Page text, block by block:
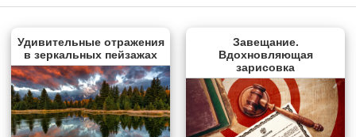
Удивительные отражения
в зеркальных пейзажах
Завещание.
Вдохновляющая
зарисовка